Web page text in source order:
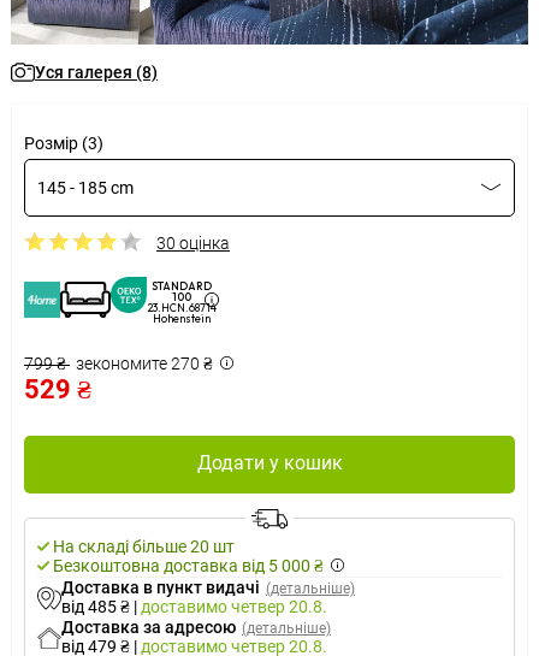
Уся галерея (8)
Розмір (3)
145 - 185 cm
30 оцінка
STANDARD
100
23.HCN.68714
Hohenstein
799 ₴ зекономите 270 ₴
529 ₴
Додати у кошик
На складі більше 20 шт
Безкоштовна доставка від 5 000 ₴
Доставка в пункт видачі (детальніше)
від 485 ₴ |доставимочетвер 20.8.
Доставка за адресою (детальніше)
від 479 ₴ |доставимочетвер 20.8.